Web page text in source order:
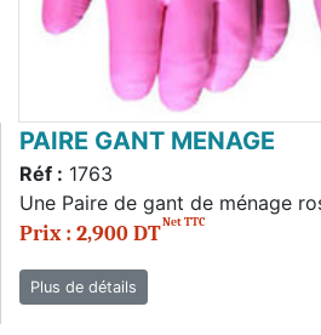
PAIRE GANT MENAGE
Réf : 1763
Une Paire de gant de ménage
Prix : 2,900 DTNet TTC
Plus de détails